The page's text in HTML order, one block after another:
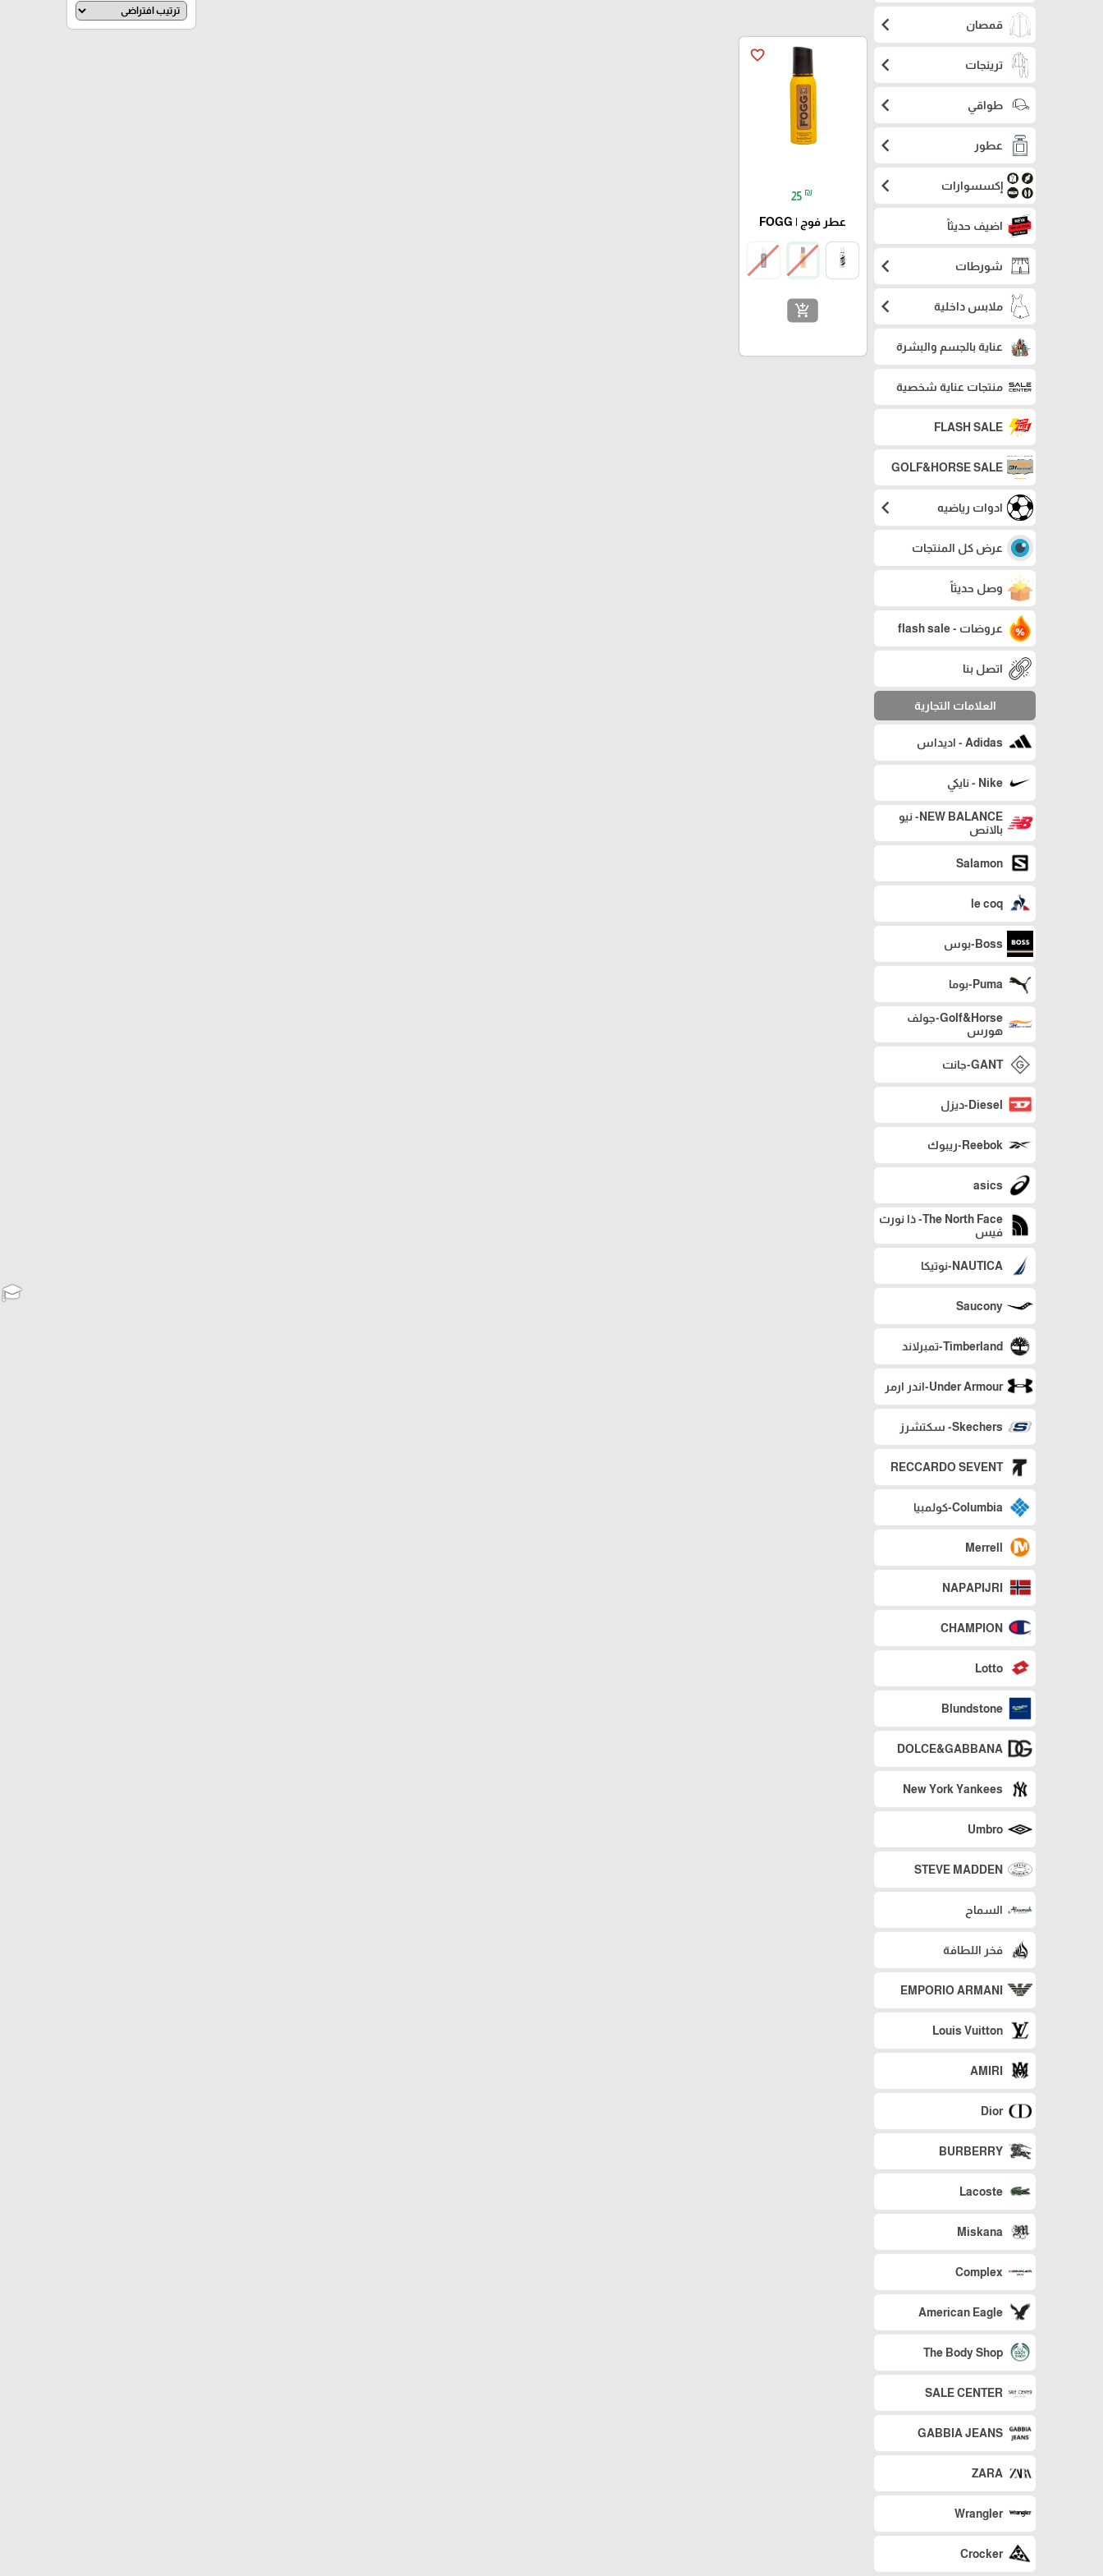
قمصان chevron_left
ترينجات chevron_left
طواقي chevron_left
عطور chevron_left
إكسسوارات chevron_left
اضيف حديثاً
شورطات chevron_left
ملابس داخلية chevron_left
عناية بالجسم والبشرة
منتجات عناية شخصية
FLASH SALE
GOLF&HORSE SALE
ادوات رياضيه chevron_left
عرض كل المنتجات
وصل حديثاً
عروضات - flash sale
اتصل بنا
العلامات التجارية
Adidas - اديداس
Nike - نايكي
NEW BALANCE- نيو
بالانص
Salamon
le coq
Boss-بوس
Puma-بوما
Golf&Horse-جولف
هورس
GANT-جانت
Diesel-ديزل
Reebok-ريبوك
asics
The North Face- ذا نورث
فيس
NAUTICA-نوتيكا
Saucony
Timberland-تمبرلاند
Under Armour-اندر ارمر
Skechers- سكتشرز
RECCARDO SEVENT
Columbia-كولمبيا
Merrell
NAPAPIJRI
CHAMPION
Lotto
Blundstone
DOLCE&GABBANA
New York Yankees
Umbro
STEVE MADDEN
السماح
فخر اللطافة
EMPORIO ARMANI
Louis Vuitton
AMIRI
Dior
BURBERRY
Lacoste
Miskana
Complex
American Eagle
The Body Shop
SALE CENTER
GABBIA JEANS
ZARA
Wrangler
Crocker
favorite_border
25 ₪
عطر فوج | FOGG
add_shopping_cart